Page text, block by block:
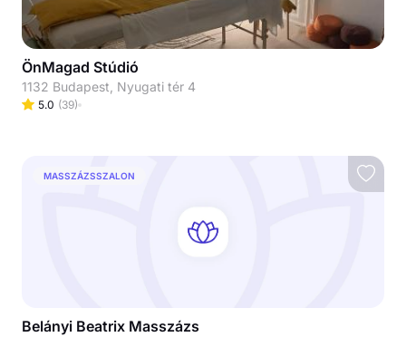
ÖnMagad Stúdió
1132 Budapest, Nyugati tér 4
5.0 (39)
MASSZÁZSSZALON
Belányi Beatrix Masszázs